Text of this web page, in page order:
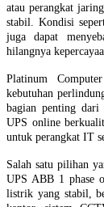
atau perangkat
stabil. Kondisi
juga dapat
hilangnya
Platinum
kebutuhan
bagian penting dari
UPS online
untuk perangkat IT
Salah satu pilihan
UPS ABB 1 phase
listrik yang stabil,